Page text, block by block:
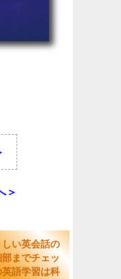
＞
い英会話の
までチェッ
語学習は科